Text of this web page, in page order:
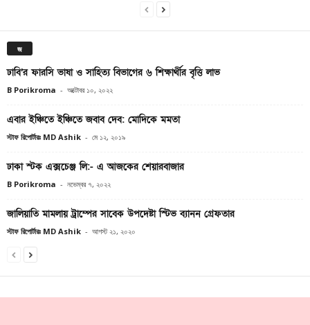
জ
ঢাবি’র ফারসি ভাষা ও সাহিত্য বিভাগের ৬ শিক্ষার্থীর বৃত্তি লাভ
B Porikroma - অক্টোবর ১০, ২০২২
এবার ইঞ্চিতে ইঞ্চিতে জবাব দেব: মোদিকে মমতা
স্টাফ রিপোর্টারঃ MD Ashik - মে ১২, ২০১৯
ঢাকা স্টক এক্সচেঞ্জ লি:- এ আজকের শেয়ারবাজার
B Porikroma - নভেম্বর ৭, ২০২২
জালিয়াতি মামলায় ট্রাম্পের সাবেক উপদেষ্টা স্টিভ ব্যানন গ্রেফতার
স্টাফ রিপোর্টারঃ MD Ashik - আগস্ট ২১, ২০২০